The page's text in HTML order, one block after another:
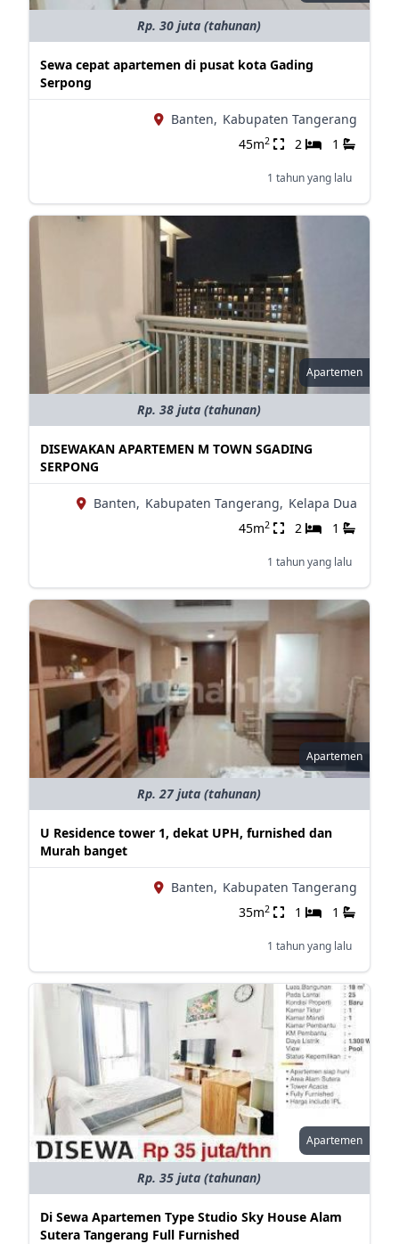
Rp. 30 juta (tahunan)
Sewa cepat apartemen di pusat kota Gading
Serpong
Banten, Kabupaten Tangerang
45m2 2 1
1 tahun yang lalu
Apartemen
Rp. 38 juta (tahunan)
DISEWAKAN APARTEMEN M TOWN SGADING
SERPONG
Banten, Kabupaten Tangerang, Kelapa Dua
45m2 2 1
1 tahun yang lalu
Apartemen
Rp. 27 juta (tahunan)
U Residence tower 1, dekat UPH, furnished dan
Murah banget
Banten, Kabupaten Tangerang
35m2 1 1
1 tahun yang lalu
Apartemen
Rp. 35 juta (tahunan)
Di Sewa Apartemen Type Studio Sky House Alam
Sutera Tangerang Full Furnished